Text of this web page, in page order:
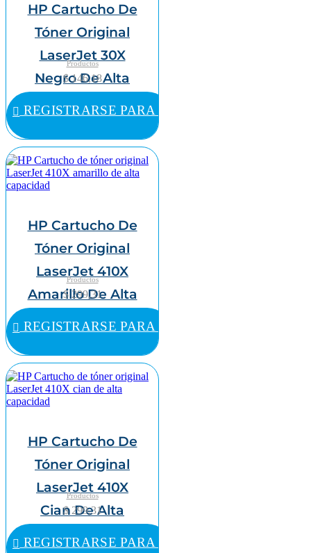
HP Cartucho De
Tóner Original
LaserJet 30X
Negro De Alta
Productos
$ 146,18
REGISTRARSE PARA COMPRAR
HP Cartucho De
Tóner Original
LaserJet 410X
Amarillo De Alta
Productos
$ 299,31
REGISTRARSE PARA COMPRAR
HP Cartucho De
Tóner Original
LaserJet 410X
Cian De Alta
Productos
$ 299,31
REGISTRARSE PARA COMPRAR